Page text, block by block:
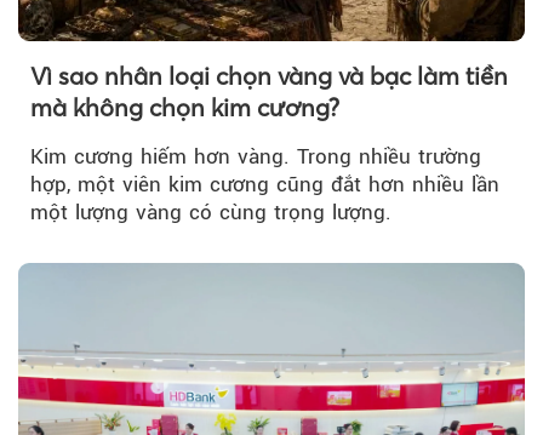
Vì sao nhân loại chọn vàng và bạc làm tiền
mà không chọn kim cương?
Kim cương hiếm hơn vàng. Trong nhiều trường
hợp, một viên kim cương cũng đắt hơn nhiều lần
một lượng vàng có cùng trọng lượng.